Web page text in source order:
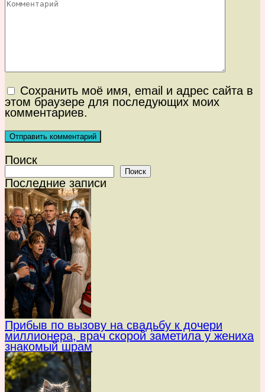
Сохранить моё имя, email и адрес сайта в
этом браузере для последующих моих
комментариев.
Поиск
Поиск
Последние записи
Прибыв по вызову на свадьбу к дочери
миллионера, врач скорой заметила у жениха
знакомый шрам